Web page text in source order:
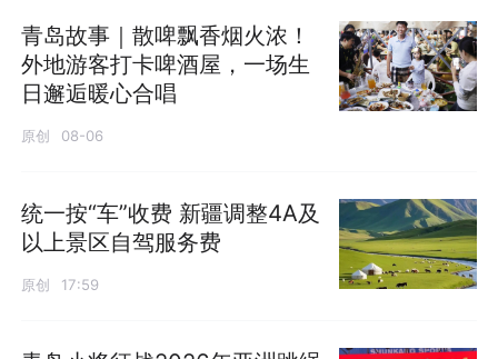
青岛故事｜散啤飘香烟火浓！
外地游客打卡啤酒屋，一场生
日邂逅暖心合唱
原创 08-06
统一按“车”收费 新疆调整4A及
以上景区自驾服务费
原创 17:59